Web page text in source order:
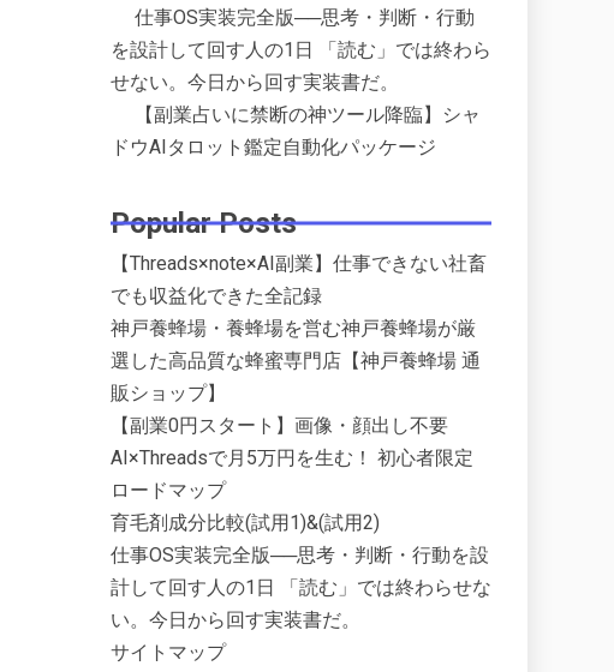
仕事OS実装完全版──思考・判断・行動
を設計して回す人の1日 「読む」では終わら
せない。今日から回す実装書だ。
【副業占いに禁断の神ツール降臨】シャ
ドウAIタロット鑑定自動化パッケージ
Popular Posts
【Threads×note×AI副業】仕事できない社畜
でも収益化できた全記録
神戸養蜂場・養蜂場を営む神戸養蜂場が厳
選した高品質な蜂蜜専門店【神戸養蜂場 通
販ショップ】
【副業0円スタート】画像・顔出し不要
AI×Threadsで月5万円を生む！ 初心者限定
ロードマップ
育毛剤成分比較(試用1)&(試用2)
仕事OS実装完全版──思考・判断・行動を設
計して回す人の1日 「読む」では終わらせな
い。今日から回す実装書だ。
サイトマップ